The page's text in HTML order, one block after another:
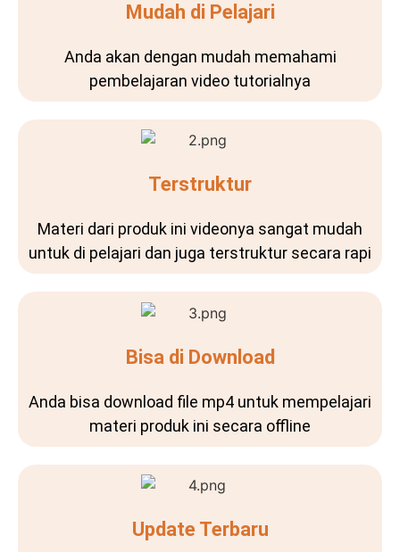
Mudah di Pelajari
Anda akan dengan mudah memahami
pembelajaran video tutorialnya
Terstruktur
Materi dari produk ini videonya sangat mudah
untuk di pelajari dan juga terstruktur secara rapi
Bisa di Download
Anda bisa download file mp4 untuk mempelajari
materi produk ini secara offline
Update Terbaru